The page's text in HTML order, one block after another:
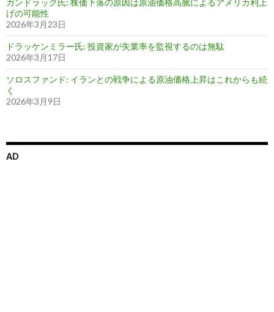
ガンドラック氏: 株価下落の原因は原油価格高騰によるアメリカ利上
げの可能性
2026年3月23日
ドラッケンミラー氏: 投資家が失業率を監視するのは無駄
2026年3月17日
ソロスファンド: イランとの戦争による原油価格上昇はこれからも続
く
2026年3月9日
AD